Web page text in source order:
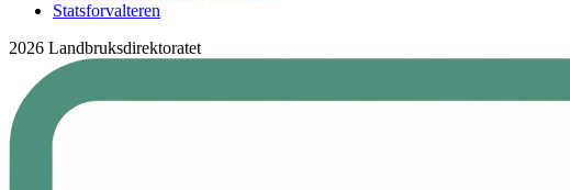
Statsforvalteren
2026 Landbruksdirektoratet